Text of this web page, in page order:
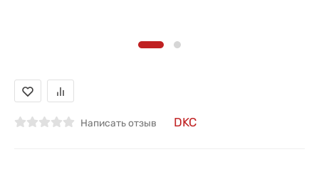
Написать отзыв DKC